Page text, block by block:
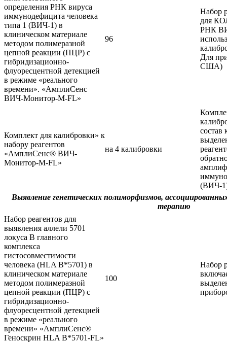
определения РНК вируса
иммунодефицита человека
типа 1 (ВИЧ-1) в
клиническом материале
методом полимеразной
цепной реакции (ПЦР) с
гибридизационно-
флуоресцентной детекцией
в режиме «реального
времени». «АмплиСенс
ВИЧ-Монитор-М-FL»
96
Набор
для
РНК
Для
США)
Комплект для калибровки» к
набору реагентов
«АмплиСенс® ВИЧ-
Монитор-М-FL»
на 4 калибровки
состав
(ВИЧ-
Выявление генетических полиморфизмов,
терапию
Набор реагентов для
выявления аллели 5701
локуса В главного
комплекса
гистосовместимости
человека (HLA B*5701) в
клиническом материале
методом полимеразной
цепной реакции (ПЦР) с
гибридизационно-
флуоресцентной детекцией
в режиме «реального
времени» «АмплиСенс®
Геноскрин HLA B*5701-FL»
100
Набор